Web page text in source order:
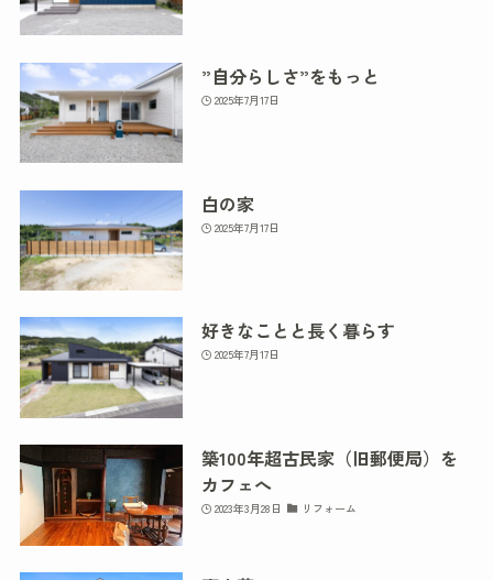
”自分らしさ”をもっと
2025年7月17日
白の家
2025年7月17日
好きなことと長く暮らす
2025年7月17日
築100年超古民家（旧郵便局）を
カフェへ
2023年3月28日 リフォーム